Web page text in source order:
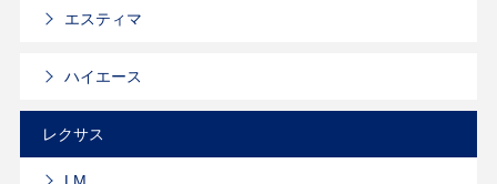
エスティマ
ハイエース
レクサス